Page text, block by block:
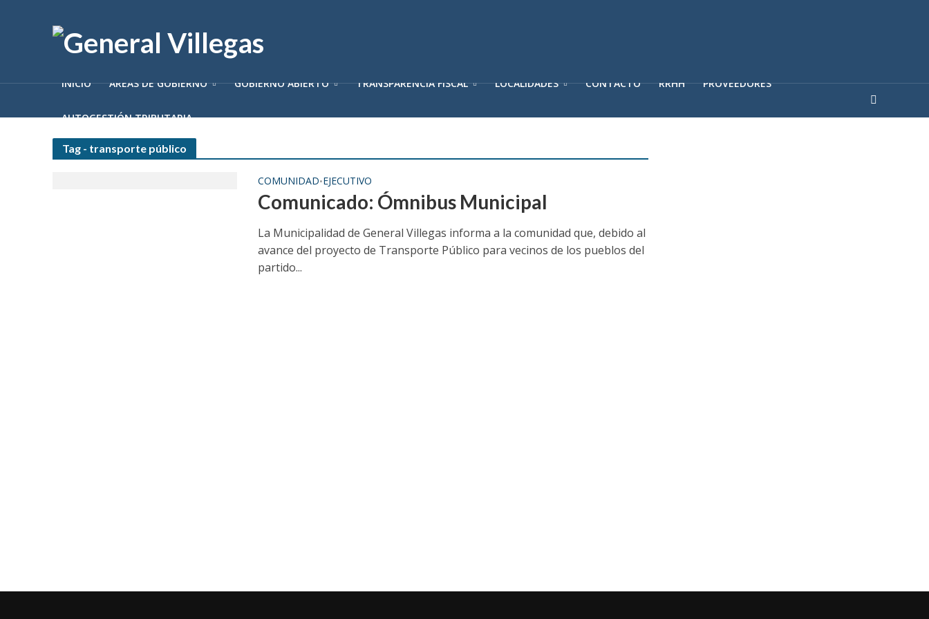
INICIO ÁREAS DE GOBIERNO GOBIERNO ABIERTO TRANSPARENCIA FISCAL LOCALIDADES CONTACTO RRHH PROVEEDORES
AUTOGESTIÓN TRIBUTARIA
Tag - transporte público
COMUNIDAD•EJECUTIVO
Comunicado: Ómnibus Municipal
La Municipalidad de General Villegas informa a la comunidad que, debido al
avance del proyecto de Transporte Público para vecinos de los pueblos del
partido...